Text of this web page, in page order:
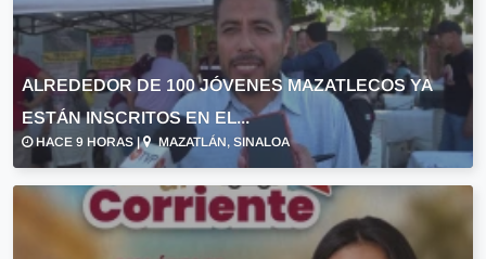
ALREDEDOR DE 100 JÓVENES MAZATLECOS YA
ESTÁN INSCRITOS EN EL...
HACE 9 HORAS | MAZATLÁN, SINALOA